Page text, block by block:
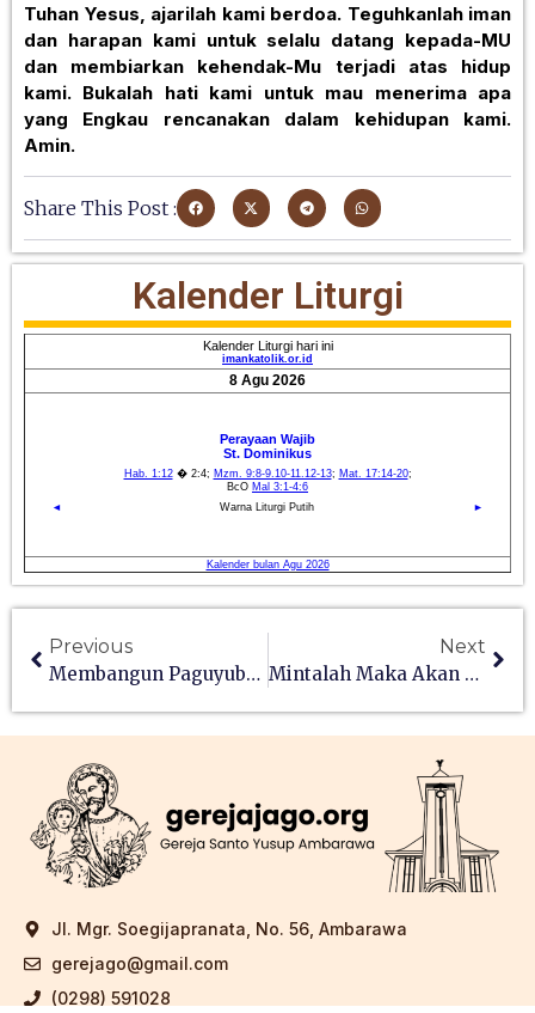
Tuhan Yesus, ajarilah kami berdoa. Teguhkanlah iman
dan harapan kami untuk selalu datang kepada-MU
dan membiarkan kehendak-Mu terjadi atas hidup
kami. Bukalah hati kami untuk mau menerima apa
yang Engkau rencanakan dalam kehidupan kami.
Amin.
Share This Post :
Kalender Liturgi
Previous
Membangun Paguyuban Kaum Marginal
Next
Mintalah Maka Akan Diberi
Jl. Mgr. Soegijapranata, No. 56, Ambarawa
gerejago@gmail.com
(0298) 591028